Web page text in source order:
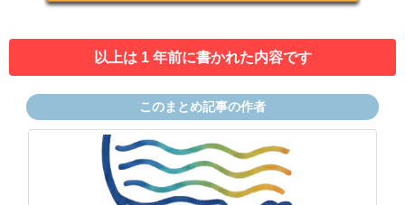
以上は 1 年前に書かれた内容です
このまとめ記事の作者